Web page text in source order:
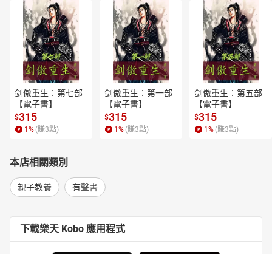
剑傲重生：第七部
【電子書】
$315
1 % (賺3點)
剑傲重生：第一部
【電子書】
$315
1 % (賺3點)
剑傲重生：第五部
【電子書】
$315
1 % (賺3點)
本店相關類別
親子教養 有聲書
下載樂天 Kobo 應用程式